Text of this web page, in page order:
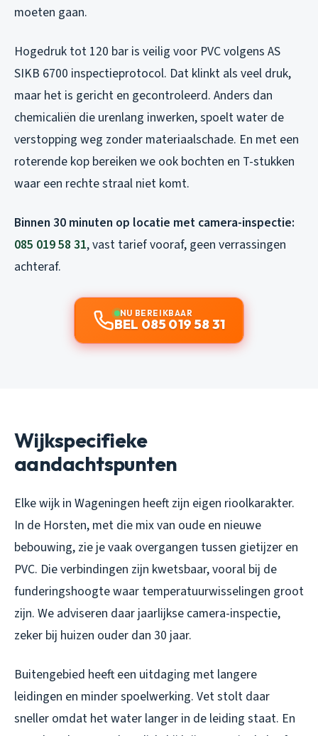
moeten gaan.
Hogedruk tot 120 bar is veilig voor PVC volgens AS
SIKB 6700 inspectieprotocol. Dat klinkt als veel druk,
maar het is gericht en gecontroleerd. Anders dan
chemicaliën die urenlang inwerken, spoelt water de
verstopping weg zonder materiaalschade. En met een
roterende kop bereiken we ook bochten en T-stukken
waar een rechte straal niet komt.
Binnen 30 minuten op locatie met camera-inspectie:
085 019 58 31, vast tarief vooraf, geen verrassingen
achteraf.
NU BEREIKBAAR
BEL 085 019 58 31
Wijkspecifieke
aandachtspunten
Elke wijk in Wageningen heeft zijn eigen rioolkarakter.
In de Horsten, met die mix van oude en nieuwe
bebouwing, zie je vaak overgangen tussen gietijzer en
PVC. Die verbindingen zijn kwetsbaar, vooral bij de
funderingshoogte waar temperatuurwisselingen groot
zijn. We adviseren daar jaarlijkse camera-inspectie,
zeker bij huizen ouder dan 30 jaar.
Buitengebied heeft een uitdaging met langere
leidingen en minder spoelwerking. Vet stolt daar
sneller omdat het water langer in de leiding staat. En